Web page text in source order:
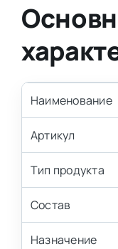
Наименование
Артикул
Тип продукта
Состав
Назначение